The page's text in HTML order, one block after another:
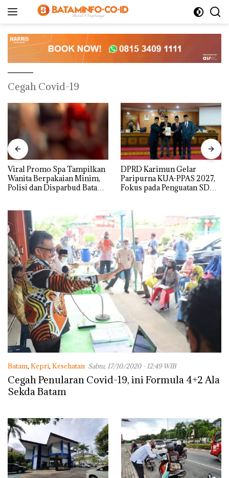
Cegah Covid-19
Viral Promo Spa Tampilkan
Wanita Berpakaian Minim,
Polisi dan Disparbud Batam
DPRD Karimun Gelar
Paripurna KUA-PPAS 2027,
Fokus pada Penguatan SDM,
Batam, Kepri, Kesehatan Sabtu, 17/10/2020 - 12:49 WIB
Cegah Penularan Covid-19, ini Formula 4+2 Ala
Sekda Batam